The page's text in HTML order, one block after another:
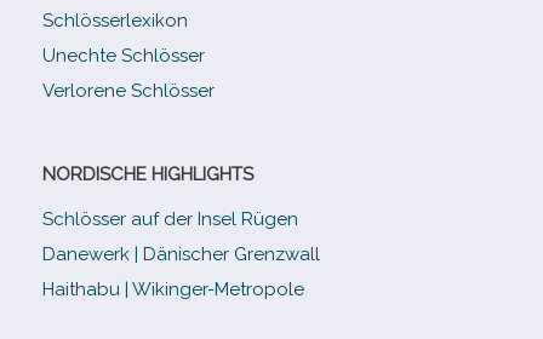
Schlösserlexikon
Unechte Schlösser
Verlorene Schlösser
NORDISCHE HIGHLIGHTS
Schlösser auf der Insel Rügen
Danewerk | Dänischer Grenzwall
Haithabu | Wikinger-Metropole